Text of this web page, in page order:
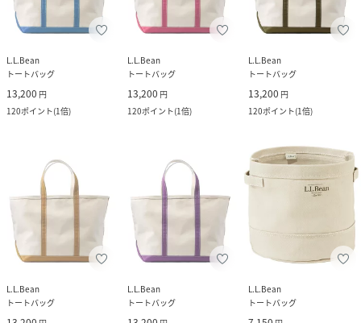
L.L.Bean
トートバッグ
13,200 円
120ポイント(1倍)
L.L.Bean
トートバッグ
13,200 円
120ポイント(1倍)
L.L.Bean
トートバッグ
13,200 円
120ポイント(1倍)
L.L.Bean
トートバッグ
L.L.Bean
トートバッグ
L.L.Bean
トートバッグ